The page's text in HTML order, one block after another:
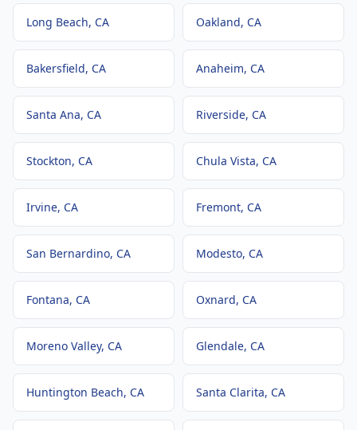
Long Beach, CA Oakland, CA
Bakersfield, CA Anaheim, CA
Santa Ana, CA Riverside, CA
Stockton, CA Chula Vista, CA
Irvine, CA Fremont, CA
San Bernardino, CA Modesto, CA
Fontana, CA Oxnard, CA
Moreno Valley, CA Glendale, CA
Huntington Beach, CA Santa Clarita, CA